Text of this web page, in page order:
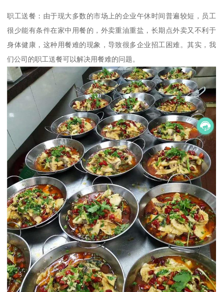
职工送餐：由于现大多数的市场上的企业午休时间普遍较短，员工
很少能有条件在家中用餐的，外卖重油重盐，长期点外卖又不利于
身体健康，这种用餐难的现象，导致很多企业招工困难。其实，我
们公司的职工送餐可以解决用餐难的问题。